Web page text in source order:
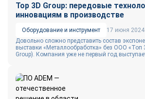
Top 3D Group: передовые
инновациям в производстве
Оборудование и инструмент
17 июня 2024
Довольно сложно представить состав
выставки «Металлообработка» без ООО «Топ
Group). Компания уже не первый год